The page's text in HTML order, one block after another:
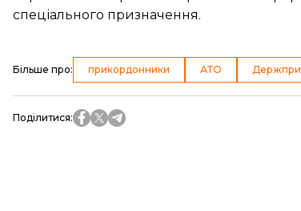
спеціального призначення.
Більше про: прикордонники АТО
Поділитися: